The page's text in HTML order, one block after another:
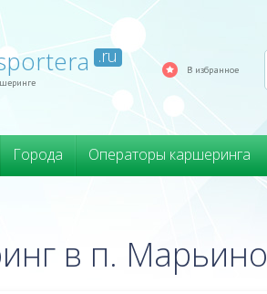
.ru
Города Операторы каршеринга
В избранное
в п. Марьино